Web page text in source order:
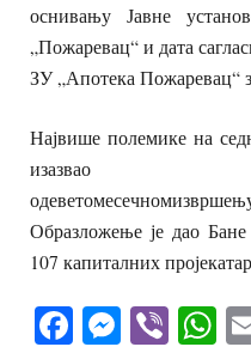
оснивању Јавне
„Пожаревац“ и дата
ЗУ „Апотека Пожаревац“
Највише полемике на
изазвао
Образложење је дао
107 капиталних
Facebook